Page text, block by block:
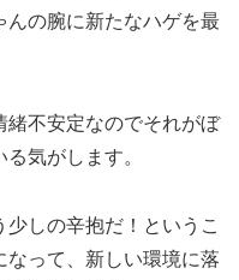
んの腕に新たなハゲを最
緒不安定なのでそれがぼ
気がします。
しの辛抱だ！というこ
なって、新しい環境に落